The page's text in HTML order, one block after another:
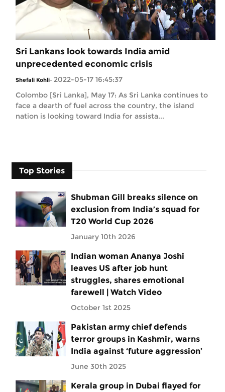
Sri Lankans look towards India amid
unprecedented economic crisis
Shefali Kohli- 2022-05-17 16:45:37
Colombo [Sri Lanka], May 17: As Sri Lanka continues to
face a dearth of fuel across the country, the island
nation is looking toward India for assista...
Top Stories
Shubman Gill breaks silence on
exclusion from India’s squad for
T20 World Cup 2026
January 10th 2026
Indian woman Ananya Joshi
leaves US after job hunt
struggles, shares emotional
farewell | Watch Video
October 1st 2025
Pakistan army chief defends
terror groups in Kashmir, warns
India against ‘future aggression’
June 30th 2025
Kerala group in Dubai flayed for